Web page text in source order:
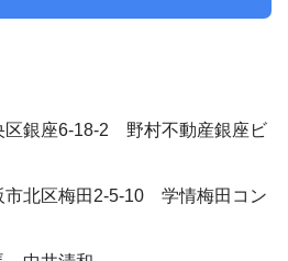
区銀座6-18-2 野村不動産銀座ビ
市北区梅田2-5-10 学情梅田コン